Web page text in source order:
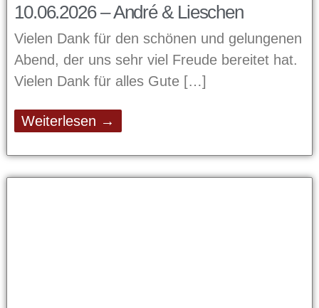
10.06.2026 – André & Lieschen
Vielen Dank für den schönen und gelungenen
Abend, der uns sehr viel Freude bereitet hat.
Vielen Dank für alles Gute
Weiterlesen →